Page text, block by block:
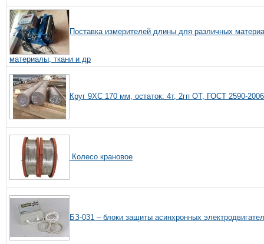
Поставка измерителей длины для различных
материалы, ткани и др
Круг 9ХС 170 мм, остаток: 4т, 2гп ОТ, ГОСТ 2590-
Колесо крановое
БЗ-031 – блоки защиты асинхронных